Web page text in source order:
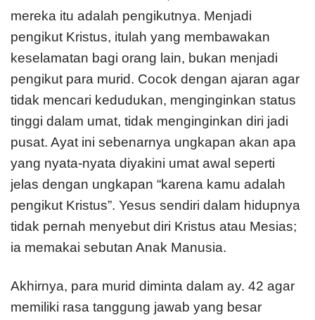
mereka itu adalah pengikutnya. Menjadi
pengikut Kristus, itulah yang membawakan
keselamatan bagi orang lain, bukan menjadi
pengikut para murid. Cocok dengan ajaran agar
tidak mencari kedudukan, menginginkan status
tinggi dalam umat, tidak menginginkan diri jadi
pusat. Ayat ini sebenarnya ungkapan akan apa
yang nyata-nyata diyakini umat awal seperti
jelas dengan ungkapan “karena kamu adalah
pengikut Kristus”. Yesus sendiri dalam hidupnya
tidak pernah menyebut diri Kristus atau Mesias;
ia memakai sebutan Anak Manusia.
Akhirnya, para murid diminta dalam ay. 42 agar
memiliki rasa tanggung jawab yang besar